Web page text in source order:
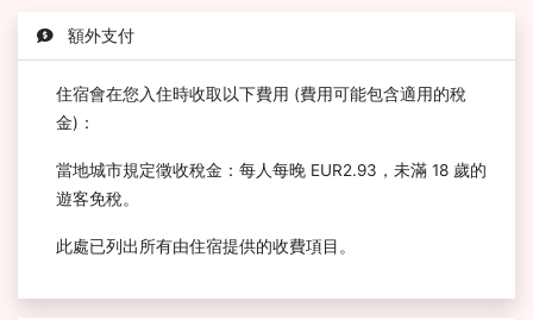
額外支付
住宿會在您入住時收取以下費用 (費用可能包含適用的稅
金)：
當地城市規定徵收稅金：每人每晚 EUR2.93，未滿 18 歲的
遊客免稅。
此處已列出所有由住宿提供的收費項目。